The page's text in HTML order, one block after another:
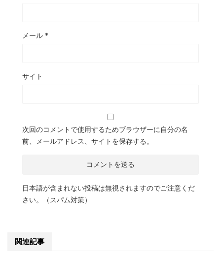
メール *
サイト
次回のコメントで使用するためブラウザーに自分の名
前、メールアドレス、サイトを保存する。
日本語が含まれない投稿は無視されますのでご注意くだ
さい。（スパム対策）
関連記事